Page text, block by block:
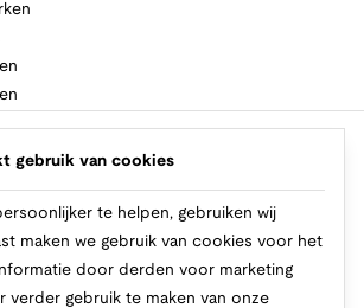
betalen
gebruik van cookies
te helpen, gebruiken wij
maken we gebruik van cookies voor het
door derden voor marketing
verder gebruik te maken van onze